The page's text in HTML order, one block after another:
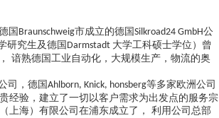
国 Braunschweig市成立的德国 Silkroad24 GmbH公
研究生及德国 Darmstadt 大学工科硕士学位）曾
谙熟德国工业自动化，大规模生产，物流的奥
司，德国 Ahlborn, Knick, honsberg等多家欧洲公司
经验，建立了一切以客户需求为出发点的服务宗
上海）有限公司在浦东成立了， 利用公司总部